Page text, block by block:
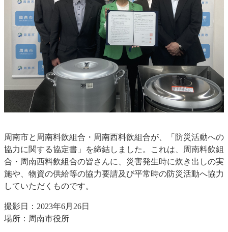
周南市と周南料飲組合・周南西料飲組合が、「防災活動への
協力に関する協定書」を締結しました。これは、周南料飲組
合・周南西料飲組合の皆さんに、災害発生時に炊き出しの実
施や、物資の供給等の協力要請及び平常時の防災活動へ協力
していただくものです。
撮影日：2023年6月26日
場所：周南市役所